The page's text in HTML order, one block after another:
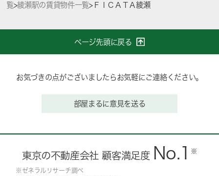
覧>綾瀬駅の賃貸物件一覧>ＦＩＣＡＴＡ綾瀬
ページ先頭に戻る
お気づきの点がございましたらお気軽にご連絡ください。
部屋まるに意見を送る
東京の不動産会社 顧客満足度 No.1 ※
※ゼネラルリサーチ調べ